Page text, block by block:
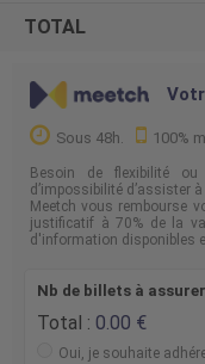
TOTAL
Sous 48h. 100%
Besoin de flexibilité
d’impossibilité d’assister
Meetch vous rembourse
justificatif à 70% de la
d'information disponibles
Nb de billets à
Total : 0.00
Oui, je souhaite